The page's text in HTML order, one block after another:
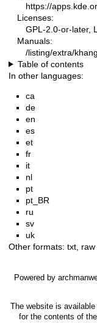
https://
Licenses:
GPL-2.0-or-later,
Manuals:
/listing/extra/
Table of contents
In other languages:
ca
de
en
es
et
fr
it
nl
pt
pt_BR
ru
sv
uk
Other formats: txt raw
Powered by
The website is
for the contents of